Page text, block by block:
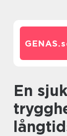
GENAS.
En sjukförsäkring ger